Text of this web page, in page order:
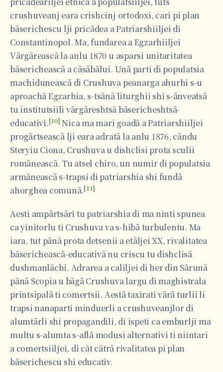
crushuveanj eara crishcinj ortodoxi, cari pi plan
bãserichescu lji pricãdea a Patriarshiiljei di
Constantinopol. Ma, fundarea a Egzarhiiljei
Vãrgãreascã la anlu 1870 u asparsi unitaritatea
bãsericheascã a cãsãbãlui. Unã parti di populatsia
machiduneascã di Crushuva peanarga ahurhi s-u
aproachã Egzarhia, s-tsãnã liturghii shi s-ãnveatsã
tu institutsiili vãrgãreshtsã bãsericheshtsã-
educativi.[10] Nica ma mari goadã a Patriarshiiljei
progãrtseascã lji eara adratã la anlu 1876, cãndu
Steryiu Ciona, Crushuva u dishclisi prota sculii
romãneascã. Tu atsel chiro, un numir di populatsia
armãneascã s-trapsi di patriarshia shi fundã
ahorghea comunã.[11]
Aesti ampãrtsãri tu patriarshia di ma ninti spunea
ca yinitorlu ti Crushuva va s-hibã turbulentu. Ma
iara, tut pãnã prota detsenii a etãljei XX, rivalitatea
bãsericheascã-educativã nu criscu tu dishclisã
dushmanlãchi. Adrarea a caliljei di her din Sãrunã
pãnã Scopia u bãgã Crushuva largu di maghistrala
printsipalã ti comertsii. Aestã taxirati vãrã turlii li
trapsi nanaparti minduerli a crushuveanjlor di
alumtãrli shi propagandili, di ispeti ca emburlji ma
multu s-alumta s-aflã modusi alternativi ti niintari
a comertsiiljei, di cãt cãtrã rivalitatea pi plan
bãserichescu shi educativ.